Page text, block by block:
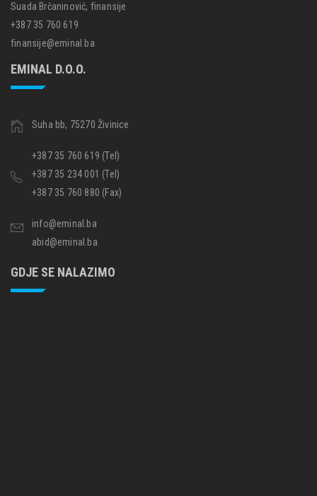
Suada Brčaninović, finansije
+387 35 760 619
finansije@eminal.ba
EMINAL D.O.O.
Suha bb, 75270 Živinice
+387 35 760 619 (Tel)
+387 35 234 001 (Tel)
+387 35 760 880 (Fax)
info@eminal.ba
abid@eminal.ba
GDJE SE NALAZIMO